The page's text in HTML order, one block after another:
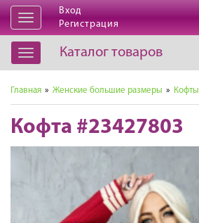
Открыть
навигацию
Вход
Регистрация
Открыть
навигацию
Каталог товаров
Главная » Женские большие размеры » Кофты
Кофта #23427803